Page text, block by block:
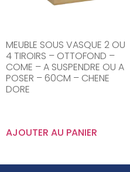
MEUBLE SOUS VASQUE 2 OU
4 TIROIRS – OTTOFOND –
COME – A SUSPENDRE OU A
POSER – 60CM – CHENE
DORE
AJOUTER AU PANIER